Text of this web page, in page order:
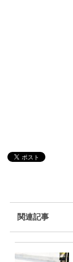
関連記事